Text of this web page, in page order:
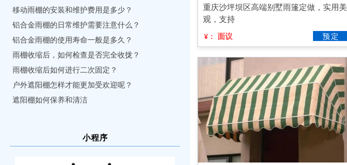
移动雨棚的安装和维护费用是多少？
铝合金雨棚的日常维护需要注意什么？
铝合金雨棚的使用寿命一般是多久？
雨棚收缩后，如何检查是否完全收拢？
雨棚收缩后如何进行二次固定？
户外遮阳棚怎样才能更加受欢迎呢？
遮阳棚如何保养和清洁
小程序
重庆沙坪坝区高端别墅雨篷定做，实用美
观，支持
¥： 面议 预定